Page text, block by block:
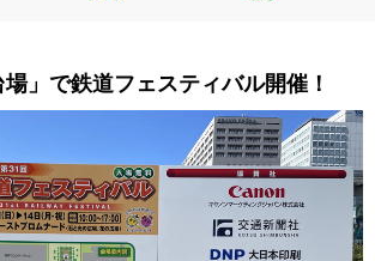
」で鉄道フェスティバル開催！